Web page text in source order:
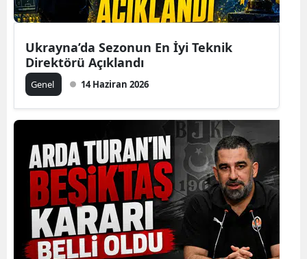
Ukrayna’da Sezonun En İyi Teknik
Direktörü Açıklandı
Genel 14 Haziran 2026